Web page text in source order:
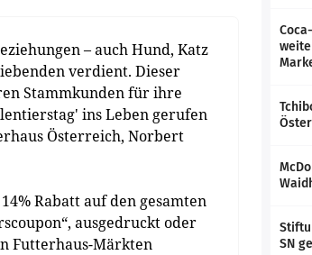
– auch Hund, Katz
verdient. Dieser
Stammkunden für ihre
ins Leben gerufen
Österreich, Norbert
Rabatt auf den gesamten
ausgedruckt oder
Futterhaus-Märkten
SN